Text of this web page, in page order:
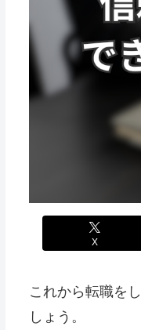
X
これから転職を
しょう。